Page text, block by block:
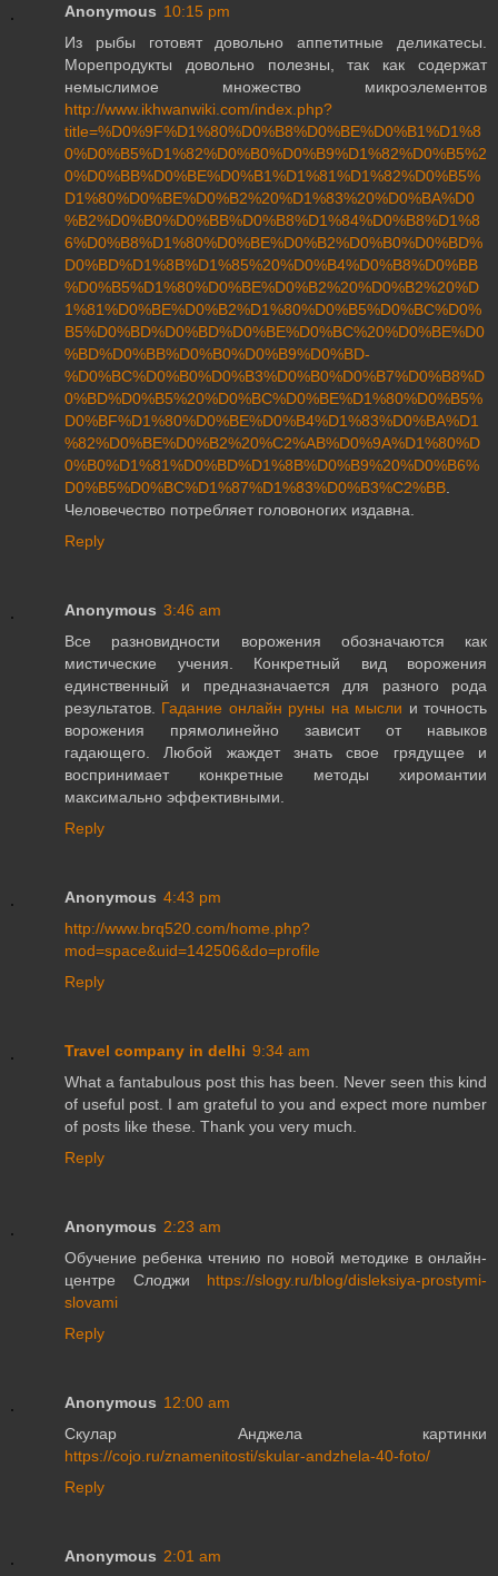
Anonymous 10:15 pm
Из рыбы готовят довольно аппетитные деликатесы.
Морепродукты довольно полезны, так как содержат
немыслимое множество микроэлементов
http://www.ikhwanwiki.com/index.php?
title=%D0%9F%D1%80%D0%B8%D0%BE%D0%B1%D1%8
0%D0%B5%D1%82%D0%B0%D0%B9%D1%82%D0%B5%2
0%D0%BB%D0%BE%D0%B1%D1%81%D1%82%D0%B5%
D1%80%D0%BE%D0%B2%20%D1%83%20%D0%BA%D0
%B2%D0%B0%D0%BB%D0%B8%D1%84%D0%B8%D1%8
6%D0%B8%D1%80%D0%BE%D0%B2%D0%B0%D0%BD%
D0%BD%D1%8B%D1%85%20%D0%B4%D0%B8%D0%BB
%D0%B5%D1%80%D0%BE%D0%B2%20%D0%B2%20%D
1%81%D0%BE%D0%B2%D1%80%D0%B5%D0%BC%D0%
B5%D0%BD%D0%BD%D0%BE%D0%BC%20%D0%BE%D0
%BD%D0%BB%D0%B0%D0%B9%D0%BD-
%D0%BC%D0%B0%D0%B3%D0%B0%D0%B7%D0%B8%D
0%BD%D0%B5%20%D0%BC%D0%BE%D1%80%D0%B5%
D0%BF%D1%80%D0%BE%D0%B4%D1%83%D0%BA%D1
%82%D0%BE%D0%B2%20%C2%AB%D0%9A%D1%80%D
0%B0%D1%81%D0%BD%D1%8B%D0%B9%20%D0%B6%
D0%B5%D0%BC%D1%87%D1%83%D0%B3%C2%BB
Человечество потребляет головоногих издавна.
Reply
Anonymous 3:46 am
Все разновидности ворожения обозначаются как
мистические учения. Конкретный вид ворожения
единственный и предназначается для разного рода
результатов. Гадание онлайн руны на мысли и точность
ворожения прямолинейно зависит от навыков
гадающего. Любой жаждет знать свое грядущее и
воспринимает конкретные методы хиромантии
максимально эффективными.
Reply
Anonymous 4:43 pm
http://www.brq520.com/home.php?
mod=space&uid=142506&do=profile
Reply
Travel company in delhi 9:34 am
What a fantabulous post this has been. Never seen this kind
of useful post. I am grateful to you and expect more number
of posts like these. Thank you very much.
Reply
Anonymous 2:23 am
Обучение ребенка чтению по новой методике в онлайн-
центре Слоджи https://slogy.ru/blog/disleksiya-prostymi-
slovami
Reply
Anonymous 12:00 am
Скулар Анджела картинки
https://cojo.ru/znamenitosti/skular-andzhela-40-foto/
Reply
Anonymous 2:01 am